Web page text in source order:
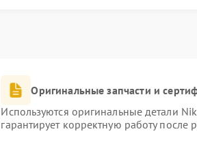
Оригинальные запчасти и
Используются оригинальные детали
гарантирует корректную работу после